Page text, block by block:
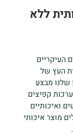
ללא
העיקריים
העץ של
שלנו מבצע
קפיצים
ואיכותיים
מוצר איכותי